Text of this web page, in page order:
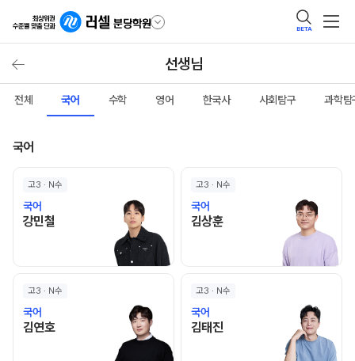
BETA
선생님
전체 국어 수학 영어 한국사 사회탐구 과학탐
국어
고3 · N수
국어
강민철 강민철 선생님 홈 바로가기
고3 · N수
국어
김상훈김상훈 선생님 홈 바로가기
고3 · N수
국어
김연호김연호 선생님 홈 바로가기
고3 · N수
국어
김태진김태진 선생님 홈 바로가기